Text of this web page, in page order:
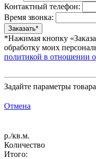
Контактный телефон:
Время звонка:
*Нажимая кнопку
обработку моих
политикой в отношении
Задайте параметры товара
Отмена
р./кв.м.
Количество
Итого: